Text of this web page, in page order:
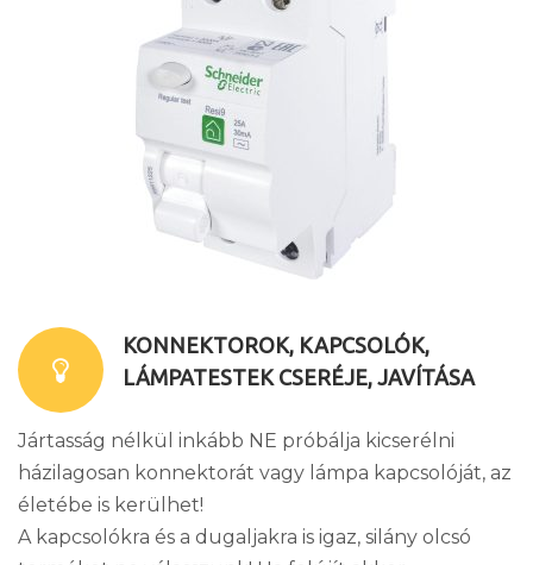
KONNEKTOROK, KAPCSOLÓK,
LÁMPATESTEK CSERÉJE, JAVÍTÁSA
Jártasság nélkül inkább NE próbálja kicserélni
házilagosan konnektorát vagy lámpa kapcsolóját, az
életébe is kerülhet!
A kapcsolókra és a dugaljakra is igaz, silány olcsó